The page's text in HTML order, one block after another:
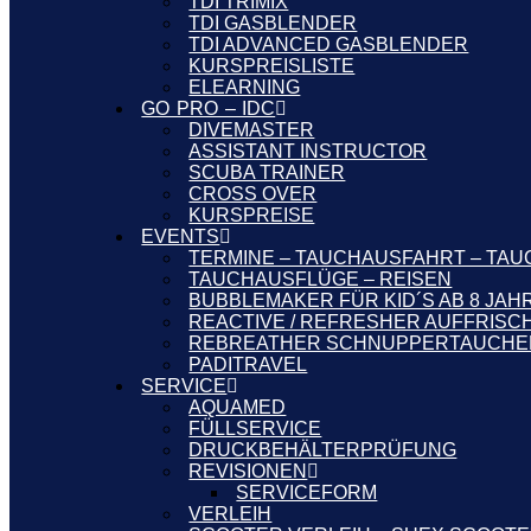
TDI GASBLENDER
TDI ADVANCED GASBLENDER
KURSPREISLISTE
ELEARNING
GO PRO – IDC
DIVEMASTER
ASSISTANT INSTRUCTOR
SCUBA TRAINER
CROSS OVER
KURSPREISE
EVENTS
TERMINE – TAUCHAUSFAHRT –
TAUCHAUSFLÜGE – REISEN
BUBBLEMAKER FÜR KID´S AB 8
REACTIVE / REFRESHER
REBREATHER
PADITRAVEL
SERVICE
AQUAMED
FÜLLSERVICE
DRUCKBEHÄLTERPRÜFUNG
REVISIONEN
SERVICEFORM
VERLEIH